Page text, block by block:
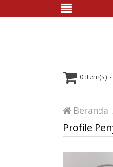
0 item(s) -
Beranda
Profile